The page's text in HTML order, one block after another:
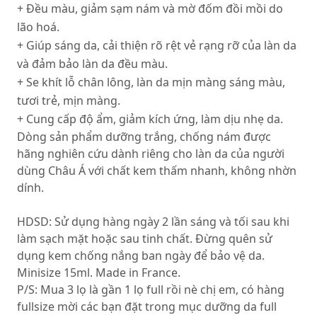
+ Đều màu, giảm sạm nám và mờ đốm đồi mồi do
lão hoá.
+ Giúp sáng da, cải thiện rõ rệt vẻ rạng rỡ của làn da
và đảm bảo làn da đều màu.
+ Se khít lỗ chân lông, làn da mịn màng sáng màu,
tươi trẻ, mịn màng.
+ Cung cấp độ ẩm, giảm kích ứng, làm dịu nhẹ da.
Dòng sản phẩm dưỡng trắng, chống nám được
hãng nghiên cứu dành riêng cho làn da của người
dùng Châu Á với chất kem thấm nhanh, không nhờn
dính.
HDSD: Sử dụng hàng ngày 2 lần sáng và tối sau khi
làm sạch mặt hoặc sau tinh chất. Đừng quên sử
dụng kem chống nắng ban ngày để bảo vệ da.
Minisize 15ml. Made in France.
P/S: Mua 3 lọ là gần 1 lọ full rồi nè chị em, có hàng
fullsize mời các bạn đặt trong mục dưỡng da full